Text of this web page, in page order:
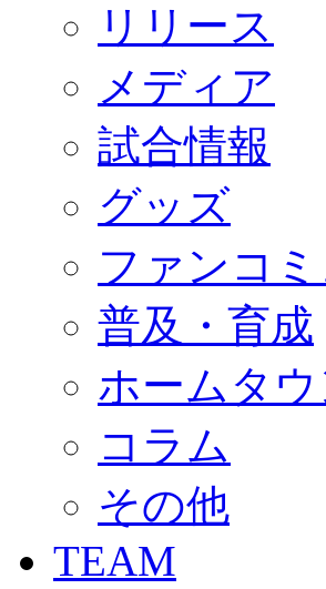
奈良クラブ明治安田Ｊ3リ
観戦ルール＆マナー
2026/27ファンコミュニティ
サポートショップ
GOODS
オフィシャルストア（実店舗
オンラインストア
ACADEMY
アカデミーについて
コーチ&スタッフ
ジュニア
ジュニアユース
ユース
練習拠点（ナラディーア）
SCHOOL
CLUB
パートナー募集
クラブ理念
サステナビリティ
Web制作支援
応援プロジェクト
リリース
メディア
試合情報
グッズ
ファンコ
普及・育成
ホームタウ
コラム
その他
TEAM